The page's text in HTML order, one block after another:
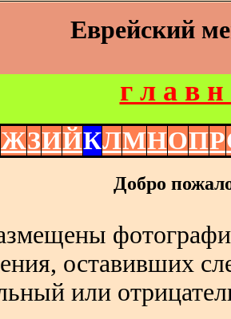
Еврейский
г л а в н
ЖЗИЙКЛМНОПР
Добро
оставивших
или